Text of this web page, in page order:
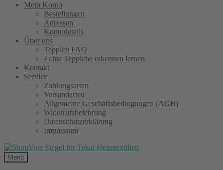
Mein Konto
Bestellungen
Adressen
Kontodetails
Über uns
Teppich FAQ
Echte Teppiche erkennen lernen
Kontakt
Service
Zahlungsarten
Versandarten
Allgemeine Geschäftsbedingungen (AGB)
Widerrufsbelehrung
Datenschutzerklärung
Impressum
Menü